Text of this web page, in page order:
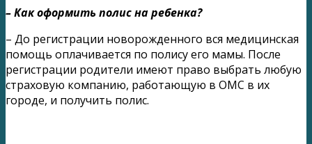
– Как оформить полис на ребенка?
– До регистрации новорожденного вся медицинская
помощь оплачивается по полису его мамы. После
регистрации родители имеют право выбрать любую
страховую компанию, работающую в ОМС в их
городе, и получить полис.